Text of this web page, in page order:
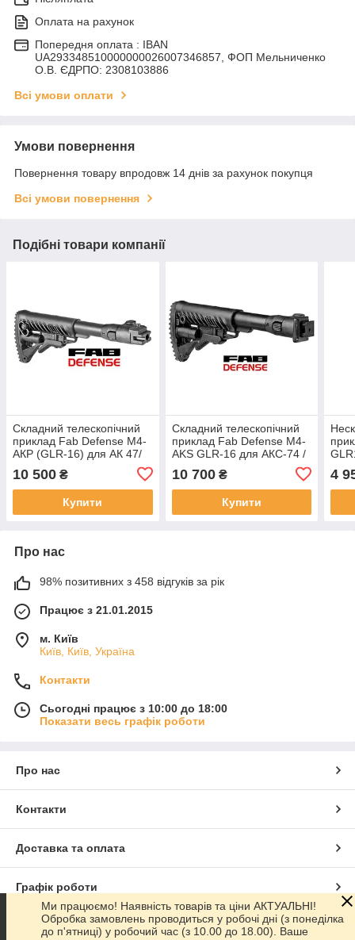
Оплата на рахунок
Попередня оплата : IBAN
UA293348510000000026007346857, ФОП Мельниченко
О.В. ЄДРПО: 2308103886
Всі умови оплати
Умови повернення
Повернення товару впродовж 14 днів за рахунок покупця
Всі умови повернення
Подібні товари компанії
Складний телескопічний
приклад Fab Defense М4-
АКР (GLR-16) для АК 47/
АКМ/74 замість приклада
"весло"
10 500 ₴
Купити
Складний телескопічний
приклад Fab Defense М4-
AKS GLR-16 для АКС-74 /
складного убік рамочного
приклада
10 700₴
Купити
4
Про нас
98% позитивних з 458 відгуків за рік
Працює з 21.01.2015
м. Київ
Київ, Київ, Україна
Контакти
Сьогодні працює з 10:00 до 18:00
Показати весь графік роботи
Про нас
Контакти
Доставка та оплата
Графік роботи
Повна версія сайту
Ми працюємо! Наявність товарів та ціни АКТУАЛЬНІ!
Обробка замовлень проводиться у робочі дні (з понеділка
до п'ятниці) у робочий час (з 10.00 до 18.00). Ваше